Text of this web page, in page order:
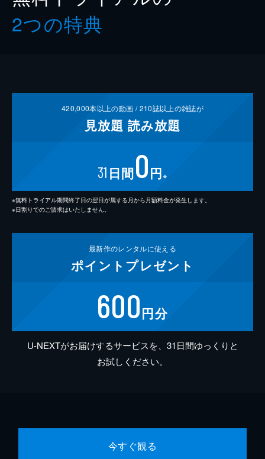
2つの特典
420,000本以上の動画 /210誌以上の雑誌が
見放題 読み放題
31 日間0円 ※
※無料トライアル期間終了日の翌日が属する月から月額料金が発生します。
※日割りでのご請求はいたしません。
最新作のレンタルに使える
ポイント プレゼント
600円分
U-NEXTがお届けするサービスを、31日間ゆっくりと
お試しください。
今すぐ観る